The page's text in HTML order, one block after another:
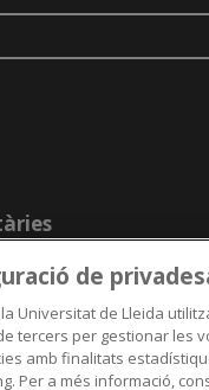
de
Universitat de Lleida
tercers per gestionar les
amb finalitats
Per a més informació,